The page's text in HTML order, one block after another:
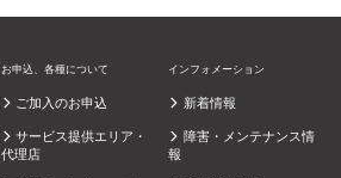
お申込、各種について
ご加入のお申込
サービス提供エリア・
代理店
インフォメーション
新着情報
障害・メンテナンス情
報